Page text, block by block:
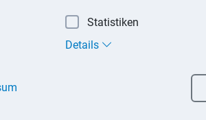
Fahrten das Fahrzeug überlassen wird.
Listenpreises des Fahrzeuges
(nur eine Strecke,
nur für tatsächlich erfolgte Fahrten
Statistiken
Details